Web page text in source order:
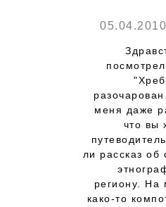
05.04.2010
меня даже
что вы
ли рассказ об
региону. На
како-то